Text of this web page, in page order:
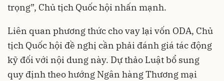
trọng”, Chủ tịch Quốc hội nhấn mạnh.
Liên quan phương thức cho vay lại vốn ODA, Chủ
tịch Quốc hội đề nghị cần phải đánh giá tác động
kỹ đối với nội dung này. Dự thảo Luật bổ sung
quy định theo hướng Ngân hàng Thương mại